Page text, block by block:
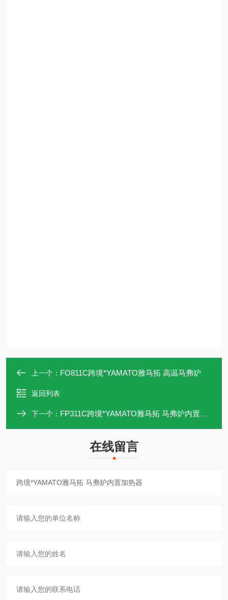
上一个： FO811C跨境*YAMATO雅马拓 高温马弗炉
返回列表
下一个： FP311C跨境*YAMATO雅马拓 马弗炉内置加热器
在线留言